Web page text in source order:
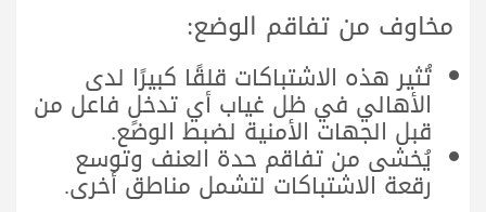
مخاوف من تفاقم الوضع:
تُثير هذه الاشتباكات قلقًا كبيرًا لدى
الأهالي في ظل غياب أي تدخلٍ فاعل من
قبل الجهات الأمنية لضبط الوضع.
يُخشى من تفاقم حدة العنف وتوسع
رقعة الاشتباكات لتشمل مناطق أخرى.